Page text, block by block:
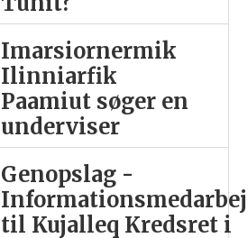
Imarsiornermik
Ilinniarfik
Paamiut søger en
underviser
Genopslag -
til Kujalleq Kredsret i